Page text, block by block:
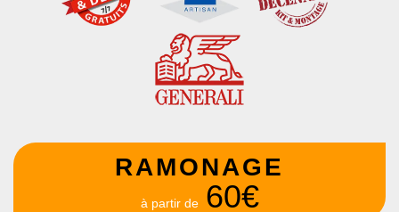
RAMONAGE
à partir de 60€